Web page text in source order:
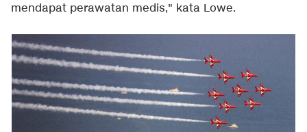
mendapat perawatan medis," kata Lowe.